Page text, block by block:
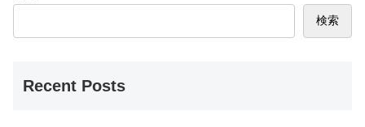
検索
Recent Posts